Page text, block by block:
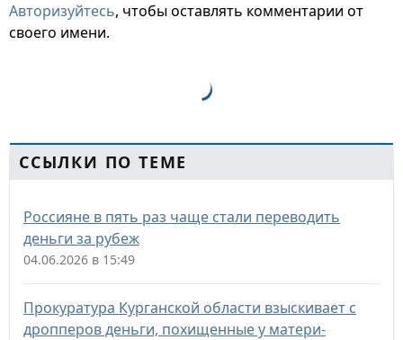
Авторизуйтесь, чтобы оставлять комментарии от
своего имени.
ССЫЛКИ ПО ТЕМЕ
Россияне в пять раз чаще стали переводить
деньги за рубеж
04.06.2026 в 15:49
Прокуратура Курганской области взыскивает с
дропперов деньги, похищенные у матери-